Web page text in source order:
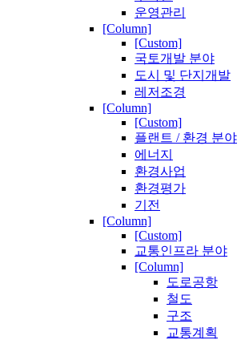
운영관리
[Column]
[Custom]
국토개발 분야
도시 및 단지개발
레저조경
[Column]
[Custom]
플랜트 / 환경 분야
에너지
환경사업
환경평가
기전
[Column]
[Custom]
교통인프라 분야
[Column]
도로공항
철도
구조
교통계획